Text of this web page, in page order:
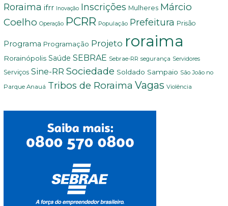
Roraima ifrr Inovação Inscrições Mulheres Márcio
Coelho Operação PCRR População Prefeitura Prisão
Programa Programação Projeto roraima
Rorainópolis Saúde SEBRAE Sebrae-RR segurança Servidores
Serviços Sine-RR Sociedade Soldado Sampaio São João no
Parque Anauá Tribos de Roraima Vagas Violência